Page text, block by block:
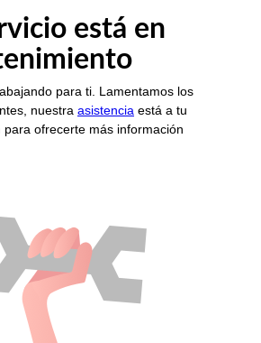
está en
para ti. Lamentamos los
nuestra asistencia está a tu
para ofrecerte más información